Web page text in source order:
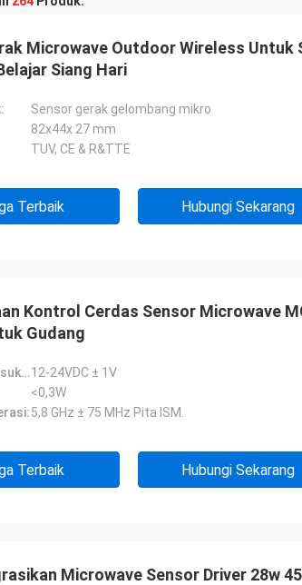
Microwave Outdoor Wireless Untuk
Siang Hari
Sensor gerak gelombang mikro
82x44x 27 mm
TUV, CE & R&TTE
Terbaik Hubungi Sekarang
Kontrol Cerdas Sensor Microwave
Gudang
Tegangan Masukan DC:12-24VDC ± 1V
<0,3W
5,8 GHz ± 75 MHz Pita ISM.
Terbaik Hubungi Sekarang
Microwave Sensor Driver 28w